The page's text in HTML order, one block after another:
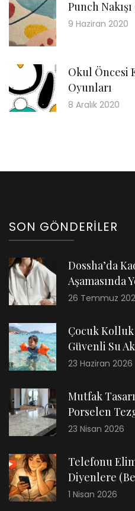
Punch
9 Haziran 2020
Okul Öncesi
Oyunları
8 Aralık 2020
SON GÖNDERILER
Dossha’da
Aşamasında
26 Temmuz
Çocuk Kolluk
Güvenli Su
23 Haziran 2026
Mutfak
Porselen
23 Nisan 2026
Telefonu
Diyenlere
1 Nisan 2026